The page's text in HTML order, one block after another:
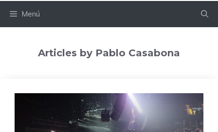
Menú
Articles by Pablo Casabona